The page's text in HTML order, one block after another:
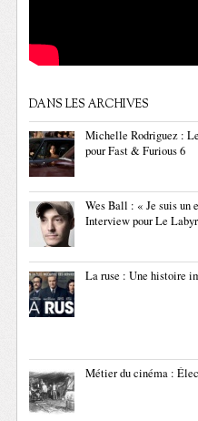
DANS LES ARCHIVES
Michelle Rodriguez :
pour Fast & Furious 6
Wes Ball : « Je suis un
Interview pour Le
La ruse : Une histoire
Métier du cinéma :